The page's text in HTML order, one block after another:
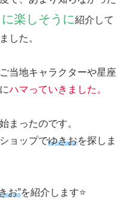
楽しそうに紹介して
した。
当地キャラクターや星座
ハマっていきました。
まったのです。
ョップでゆきおを探しま
お”を紹介します⭐️